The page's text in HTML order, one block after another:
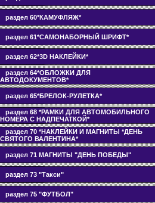
раздел 60*КАМУФЛЯЖ*
раздел 61*САМОНАБОРНЫЙ ШРИФТ*
раздел 62*3D НАКЛЕЙКИ*
раздел 64*ОБЛОЖКИ ДЛЯ
АВТОДОКУМЕНТОВ*
раздел 65*БРЕЛОК-РУЛЕТКА*
раздел 68 *РАМКИ ДЛЯ АВТОМОБИЛЬНОГО
НОМЕРА С НАДПЕЧАТКОЙ*
раздел 70 *НАКЛЕЙКИ И МАГНИТЫ *ДЕНЬ
СВЯТОГО ВАЛЕНТИНА*
раздел 71 МАГНИТЫ "ДЕНЬ ПОБЕДЫ"
раздел 73 "Такси"
раздел 75 "ФУТБОЛ"